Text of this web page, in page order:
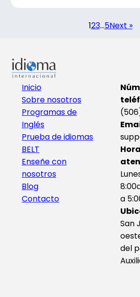
123…5Next »
Inicio
Sobre nosotros
Programas de
Inglés
Prueba de idiomas
BELT
Enseñe con
nosotros
Blog
Contacto
a
San
del